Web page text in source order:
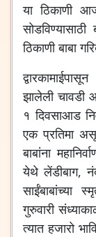
या ठिकाणी
ठिकाणी बाबा
झालेली चावडी
१ दिवसाआड
एक प्रतिमा
बाबांना
येथे लेंडीबाग,
साईंबाबांच्या
गुरुवारी
त्यात हजारो